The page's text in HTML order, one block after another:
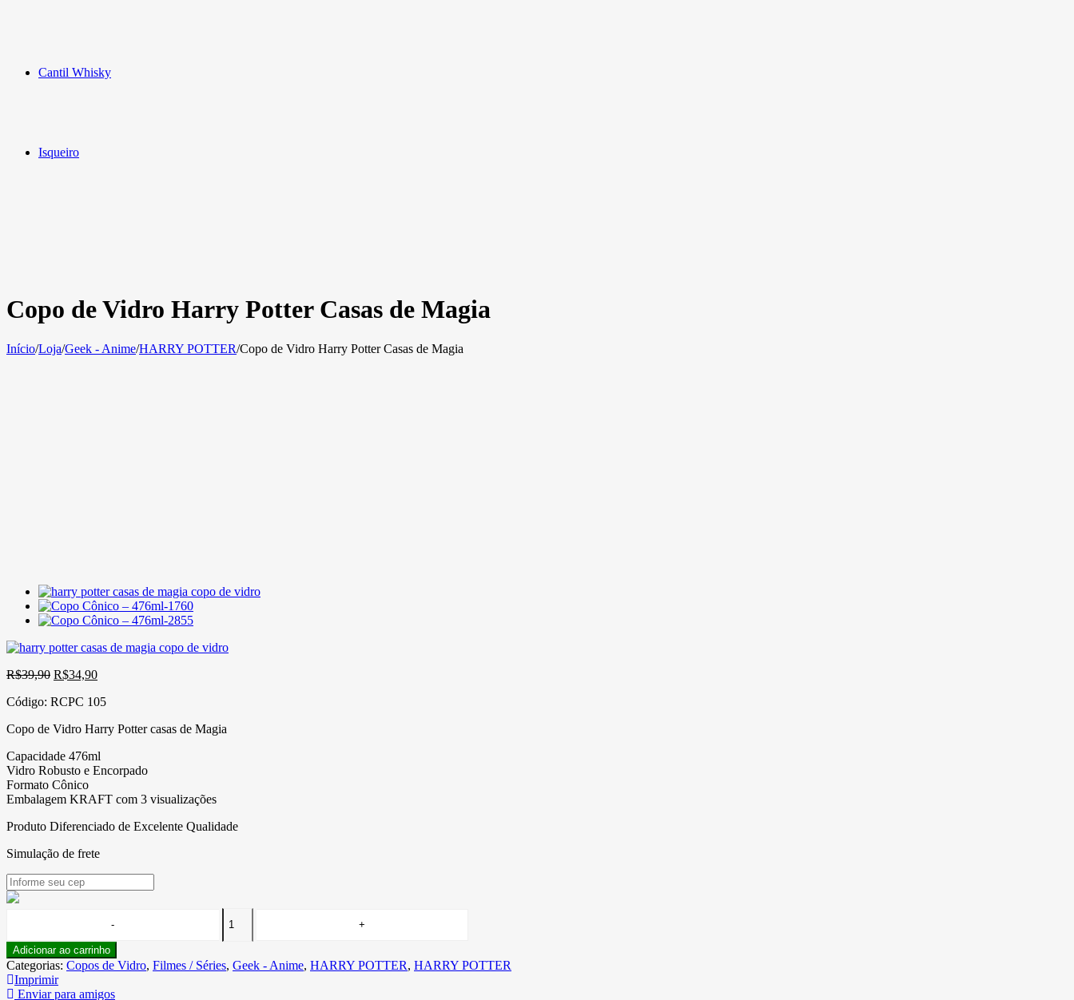
Cantil Whisky
Isqueiro
Copo de Vidro Harry Potter Casas de Magia
Início/Loja/Geek - Anime/HARRY POTTER/Copo de Vidro Harry Potter Casas de Magia
R$39,90 O
original
R$39,90.
R$34,90O
atual
R$34,90.
Código: RCPC 105
Copo de Vidro Harry Potter casas de Magia
Capacidade 476ml
Vidro Robusto e Encorpado
Formato Cônico
Embalagem KRAFT com 3 visualizações
Produto Diferenciado de Excelente Qualidade
Simulação de frete
Adicionar ao carrinho
Categorias: Copos de Vidro, Filmes / Séries, Geek - Anime, HARRY POTTER, HARRY POTTER
Imprimir
Enviar para amigos